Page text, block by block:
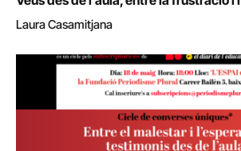
Laura Casamitjana